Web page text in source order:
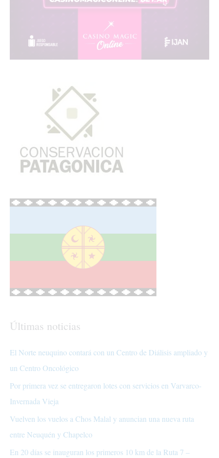
Últimas noticias
El Norte neuquino contará con un Centro de Diálisis ampliado y
un Centro Oncológico
Por primera vez se entregaron lotes con servicios en Varvarco-
Invernada Vieja
Vuelven los vuelos a Chos Malal y anuncian una nueva ruta
entre Neuquén y Chapelco
En 20 días se inauguran los primeros 10 km de la Ruta 7 –